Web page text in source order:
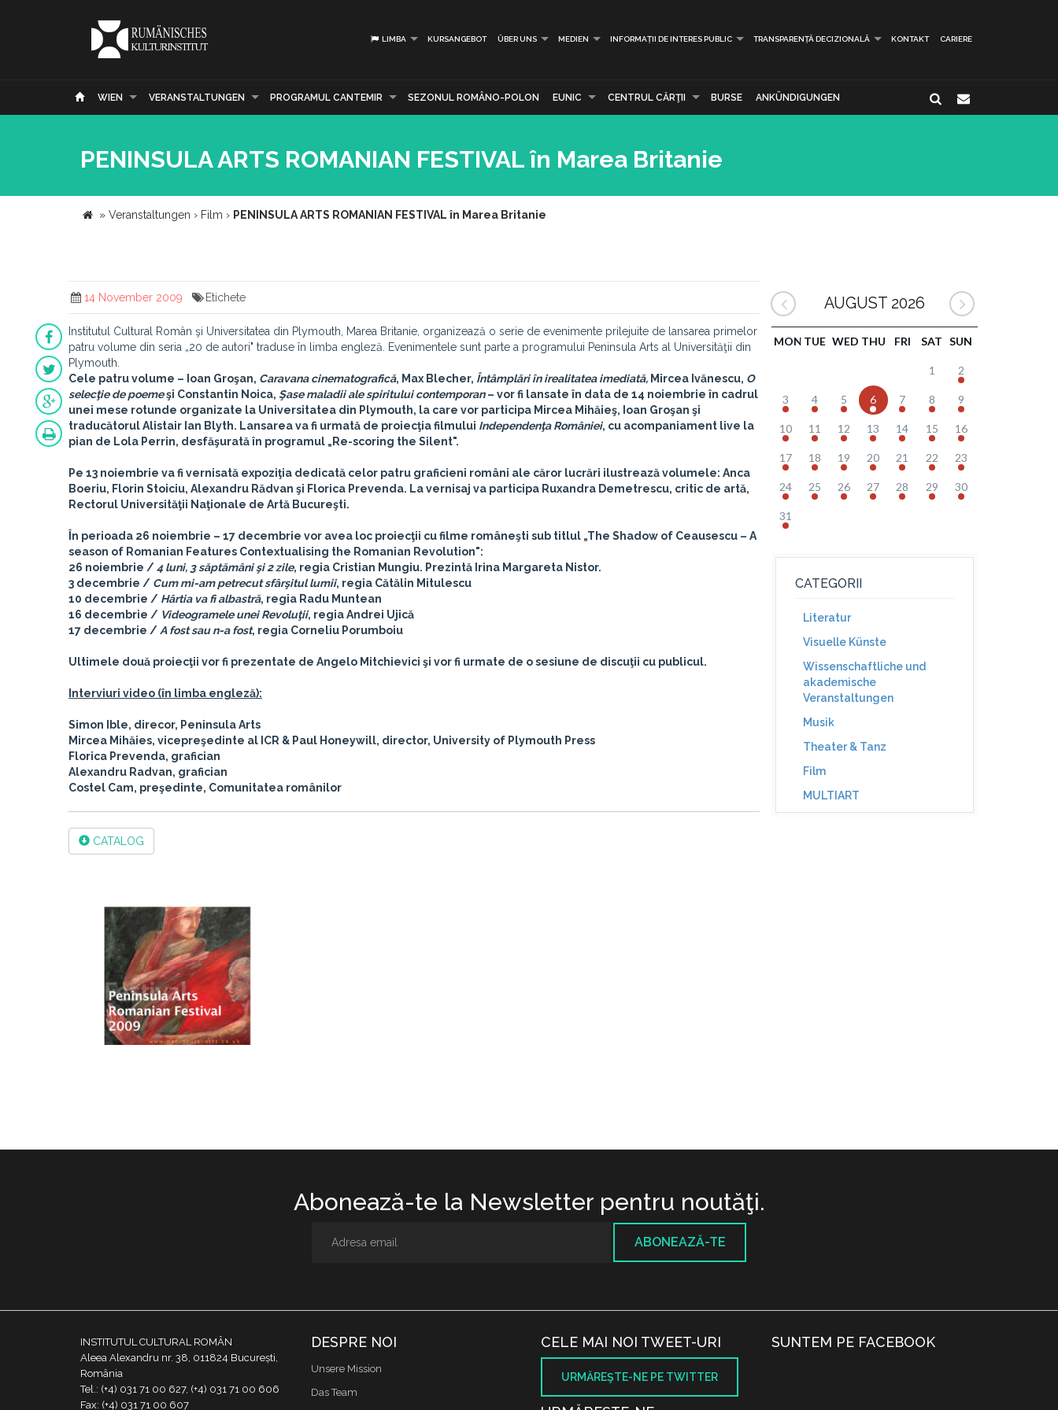
LIMBA KURSANGEBOT ÜBER UNS MEDIEN INFORMAȚII DE INTERES PUBLIC TRANSPARENȚĂ DECIZIONALĂ KONTAKT CARIERE
WIEN VERANSTALTUNGEN PROGRAMUL CANTEMIR SEZONUL ROMÂNO-POLON EUNIC CENTRUL CĂRŢII BURSE ANKÜNDIGUNGEN
PENINSULA ARTS ROMANIAN FESTIVAL în Marea Britanie
» Veranstaltungen › Film › PENINSULA ARTS ROMANIAN FESTIVAL în Marea Britanie
14 November 2009 Etichete
Institutul Cultural Român şi Universitatea din Plymouth, Marea Britanie, organizează o serie de evenimente prilejuite de lansarea primelor
patru volume din seria „20 de autori" traduse în limba engleză. Evenimentele sunt parte a programului Peninsula Arts al Universităţii din
Plymouth.
Cele patru volume – Ioan Groşan, Caravana cinematografică, Max Blecher, Întâmplări în irealitatea imediată, Mircea Ivănescu, O
selecţie de poemeşi Constantin Noica, Şase maladii ale spiritului contemporan– vor fi lansate în data de 14 noiembrie în cadrul
unei mese rotunde organizate la Universitatea din Plymouth, la care vor participa Mircea Mihăieş, Ioan Groşan şi
traducătorul Alistair Ian Blyth. Lansarea va fi urmată de proiecţia filmului Independenţa României, cu acompaniament live la
pian de Lola Perrin, desfăşurată în programul „Re-scoring the Silent".
Pe 13 noiembrie va fi vernisată expoziţia dedicată celor patru graficieni români ale căror lucrări ilustrează volumele: Anca
Boeriu, Florin Stoiciu, Alexandru Rădvan şi Florica Prevenda. La vernisaj va participa Ruxandra Demetrescu, critic de artă,
Rectorul Universităţii Naţionale de Artă Bucureşti.
În perioada 26 noiembrie – 17 decembrie vor avea loc proiecţii cu filme româneşti sub titlul „The Shadow of Ceausescu – A
season of Romanian Features Contextualising the Romanian Revolution":
26 noiembrie /4 luni, 3 săptămâni şi 2 zile, regia Cristian Mungiu. Prezintă Irina Margareta Nistor.
3 decembrie / Cum mi-am petrecut sfârşitul lumii, regia Cătălin Mitulescu
10 decembrie / Hârtia va fi albastră, regia Radu Muntean
16 decembrie / Videogramele unei Revoluţii, regia Andrei Ujică
17 decembrie / A fost sau n-a fost, regia Corneliu Porumboiu
Ultimele două proiecţii vor fi prezentate de Angelo Mitchievici şi vor fi urmate de o sesiune de discuţii cu publicul.
Interviuri video (în limba engleză):
Simon Ible, direcor, Peninsula Arts
Mircea Mihăies, vicepreşedinte al ICR & Paul Honeywill, director, University of Plymouth Press
Florica Prevenda, grafician
Alexandru Radvan, grafician
Costel Cam, preşedinte, Comunitatea românilor
CATALOG
AUGUST 2026
MON TUE WED THU FRI SAT SUN
1 2
3 4 5 6 7 8 9
10 11 12 13 14 15 16
17 18 19 20 21 22 23
24 25 26 27 28 29 30
31
CATEGORII
Literatur
Visuelle Künste
Wissenschaftliche und
akademische
Veranstaltungen
Musik
Theater & Tanz
Film
MULTIART
Abonează-te la Newsletter pentru noutăţi.
ABONEAZĂ-TE
INSTITUTUL CULTURAL ROMÂN
Aleea Alexandru nr. 38, 011824 București,
România
Tel.: (+4) 031 71 00 627, (+4) 031 71 00 606
Fax: (+4) 031 71 00 607
DESPRE NOI
Unsere Mission
Das Team
CELE MAI NOI TWEET-URI
URMĂREŞTE-NE PE TWITTER
SUNTEM PE FACEBOOK